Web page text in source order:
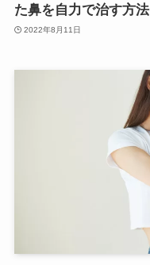
た鼻を自力で治す方法
2022年8月11日